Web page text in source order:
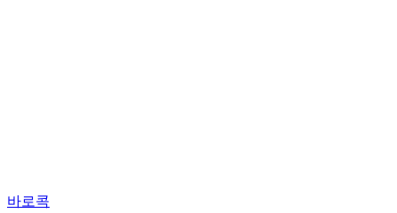
바로콕